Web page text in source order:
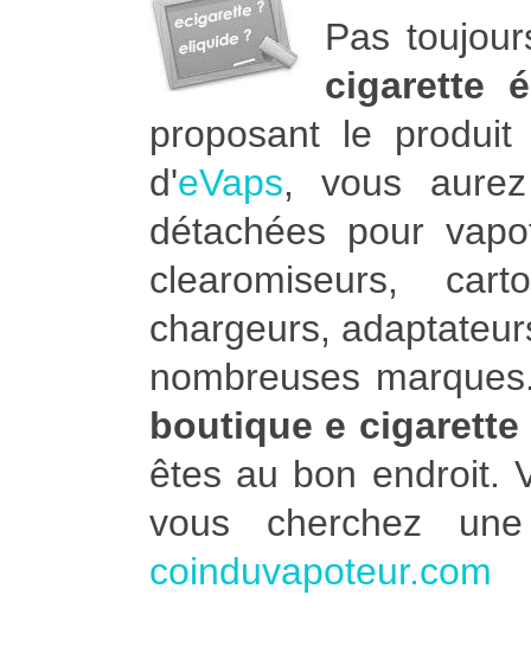
Pas
cigarette
proposant le
d'eVaps, vous
détachées pour
clearomiseurs,
chargeurs,
nombreuses
boutique e
êtes au bon endroit.
vous cherchez
coinduvapoteur.com